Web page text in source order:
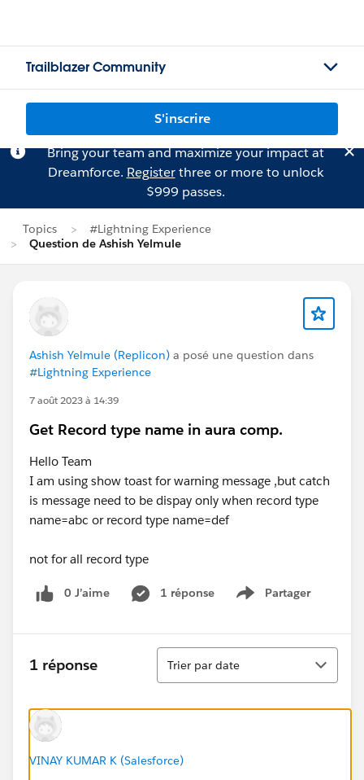
Trailblazer Community
S'inscrire
Bring your team and maximize your impact at
Dreamforce. Registerthree or more to unlock
$999 passes.
Topics
#Lightning Experience
Question de Ashish Yelmule
Ashish Yelmule (Replicon) a posé une question dans
#Lightning Experience
7 août 2023 à 14:39
Get Record type name in aura comp.
Hello Team
I am using show toast for warning message ,but catch
is message need to be dispay only when record type
name=abc or record type name=def
not for all record type
0 J’aime 1 réponse Partager
Show menu
1 réponse
Tri
Trier par date
VINAY KUMAR K (Salesforce)